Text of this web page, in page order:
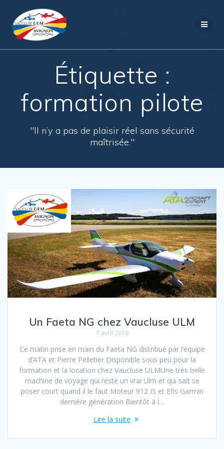
Étiquette :
formation pilote
"Il n’y a pas de plaisir réel sans sécurité
maîtrisée."
Un Faeta NG chez Vaucluse ULM
7 avril 2019
Ce matin prise en main du Faeta NG distribué par l’équipe
d’ATA et Pierre Pelletier Disponible sous peu pour la
formation et la location chez Vaucluse ULMUne très belle
machine de voyage qui reste un vrai Ulm et qui sait se
poser court quand il le faut Moteur 912 IS et Efis Garmin
dernière génération Bientôt à l…
Lire la suite